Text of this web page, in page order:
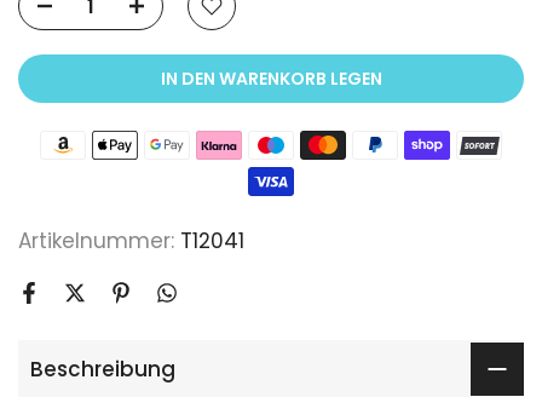
IN DEN WARENKORB LEGEN
Artikelnummer: T12041
Beschreibung